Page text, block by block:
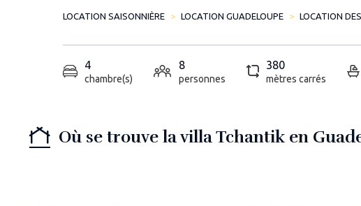
LOCATION SAISONNIÈRE LOCATION GUADELOUPE LOCATION
4
chambre(s)
8
personnes
380
mètres carrés
Où se trouve la villa Tchantik en